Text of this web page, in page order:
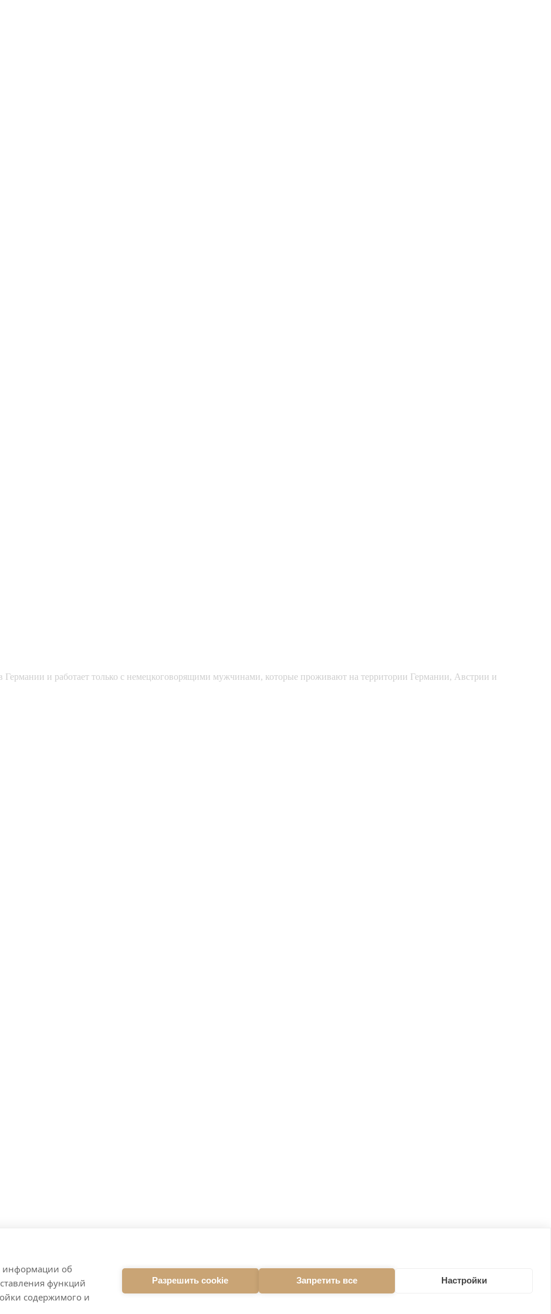
информации об
функций
содержимого и
Разрешить cookie Запретить все Настройки
Германии и работает только с немецкоговорящими мужчинами, которые проживают на территории Германии, Австрии и